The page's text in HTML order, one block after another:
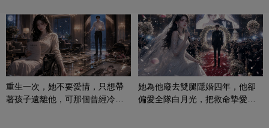
重生一次，她不要愛情，只想帶
著孩子遠離他，可那個曾經冷漠
她為他廢去雙腿隱婚四年，他卻
偏愛全隊白月光，把救命摯愛當